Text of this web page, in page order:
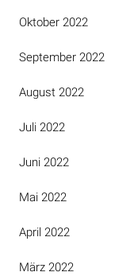
Oktober 2022
September 2022
August 2022
Juli 2022
Juni 2022
Mai 2022
April 2022
März 2022